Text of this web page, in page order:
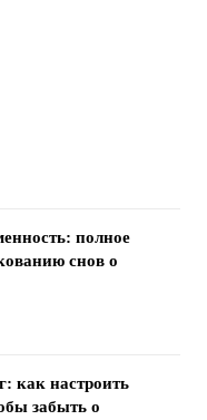
полное
снов о
как настроить
забыть о